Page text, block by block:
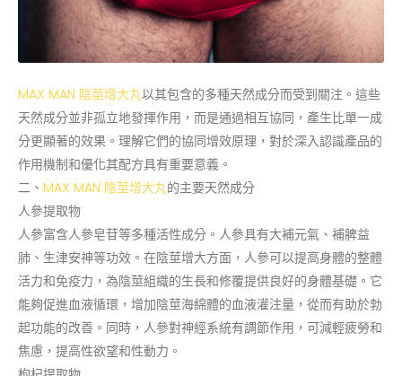
MAX MAN 陰莖增大丸以其包含的多種天然成分而受到關注。這些
天然成分並非孤立地發揮作用，而是通過相互協同，產生比單一成
分更顯著的效果。理解它們的協同增效原理，對於深入認識產品的
作用機制和優化其配方具有重要意義。
二、 MAX MAN 陰莖增大丸的主要天然成分
人參提取物
人參富含人參皂苷等多種活性成分。人參具有大補元氣、補脾益
肺、生津安神等功效。在陰莖增大方面，人參可以提高身體的整體
活力和免疫力，為陰莖組織的生長和修覆提供良好的身體基礎。它
能夠促進血液循環，增加陰莖海綿體的血液灌注量，從而有助於勃
起功能的改善。同時，人參對神經系統有調節作用，可減輕疲勞和
焦慮，提高性欲望和性動力。